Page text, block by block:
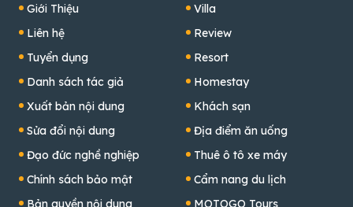
Giới Thiệu
Liên hệ
Tuyển dụng
Danh sách tác giả
Xuất bản nội dung
Sửa đổi nội dung
Đạo đức nghề nghiệp
Chính sách bảo mật
Bản quyền nội dung
Villa
Review
Resort
Homestay
Khách sạn
Địa điểm ăn uống
Thuê ô tô xe máy
Cẩm nang du lịch
MOTOGO Tours